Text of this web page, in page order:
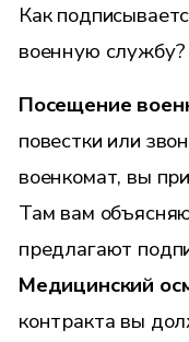
Как
военную службу?
Посещение
повестки или
военкомат, вы
Там вам
предлагают
Медицинский
контракта вы